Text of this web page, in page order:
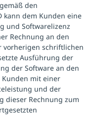
den
kann dem Kunden eine
und Softwarelizenz
Rechnung an den
vorherigen schriftlichen
Ausführung der
der Software an den
Kunden mit einer
und der
dieser Rechnung zum